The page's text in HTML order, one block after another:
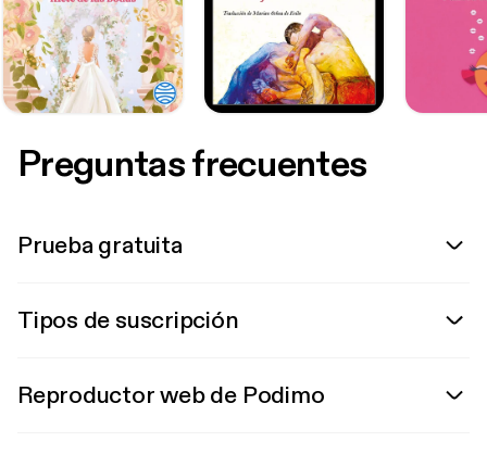
Preguntas frecuentes
Prueba gratuita
Tipos de suscripción
Reproductor web de Podimo